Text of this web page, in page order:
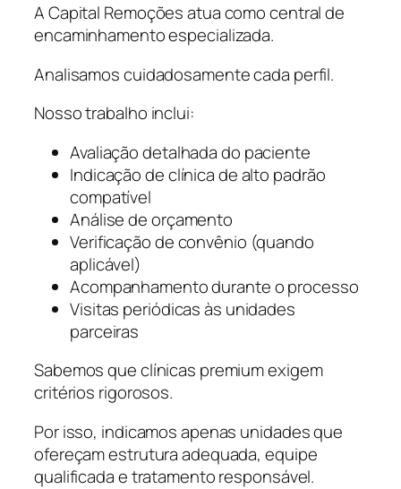
A Capital Remoções atua como central de
encaminhamento especializada.
Analisamos cuidadosamente cada perfil.
Nosso trabalho inclui:
Avaliação detalhada do paciente
Indicação de clínica de alto padrão
compatível
Análise de orçamento
Verificação de convênio (quando
aplicável)
Acompanhamento durante o processo
Visitas periódicas às unidades
parceiras
Sabemos que clínicas premium exigem
critérios rigorosos.
Por isso, indicamos apenas unidades que
ofereçam estrutura adequada, equipe
qualificada e tratamento responsável.